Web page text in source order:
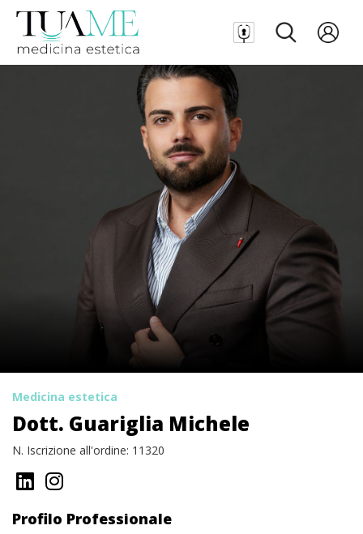
Medicina estetica
Dott. Guariglia Michele
N. Iscrizione all'ordine: 11320
Profilo Professionale